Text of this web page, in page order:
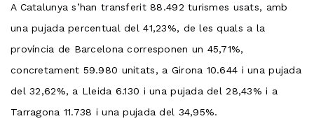
A Catalunya s’han transferit 88.492 turismes usats, amb
una pujada percentual del 41,23%, de les quals a la
província de Barcelona corresponen un 45,71%,
concretament 59.980 unitats, a Girona 10.644 i una pujada
del 32,62%, a Lleida 6.130 i una pujada del 28,43% i a
Tarragona 11.738 i una pujada del 34,95%.